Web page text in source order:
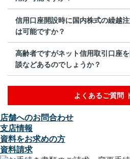
信用口座開設時に国内株式の繰越
は可能ですか？
高齢者ですがネット信用取引口座
談などあるのでしょうか？
よくあるご質問
店舗へのお問合わせ
支店情報
資料をお求めの方
資料請求